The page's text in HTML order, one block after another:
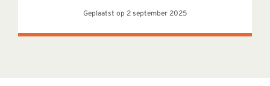
Geplaatst op 2 september 2025